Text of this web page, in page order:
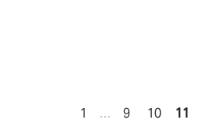
1 … 9 10 11